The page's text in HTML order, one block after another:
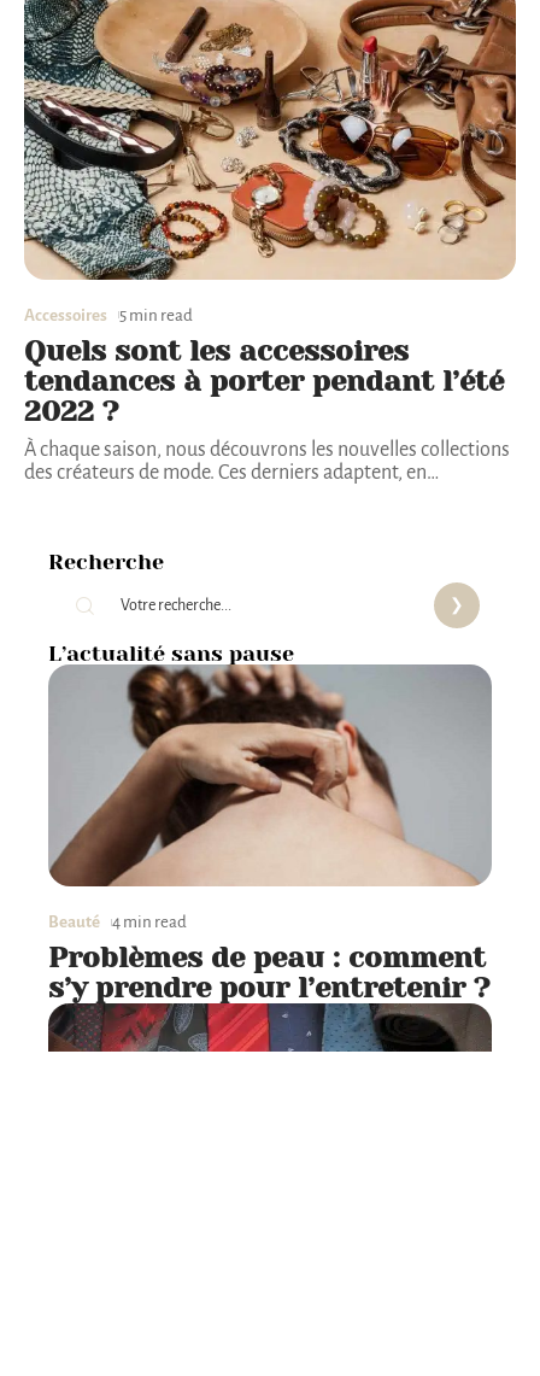
Accessoires 5 min read
Quels sont les accessoires
tendances à porter pendant l’été
2022 ?
À chaque saison, nous découvrons les nouvelles collections
des créateurs de mode. Ces derniers adaptent, en…
Recherche
L’actualité sans pause
Beauté 4 min read
Problèmes de peau : comment
s’y prendre pour l’entretenir ?